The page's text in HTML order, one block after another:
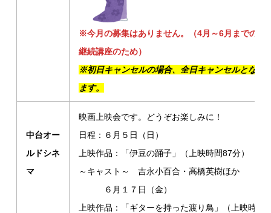
※今月の募集はありません。（4月～6月までの
継続講座のため）
※初日キャンセルの場合、全日キャンセルとなり
ます。
中台オー
ルドシネ
マ
映画上映会です。どうぞお楽しみに！
日程：６月５日（日）
上映作品：「伊豆の踊子」（上映時間87分）
～キャスト～ 吉永小百合・高橋英樹ほか
６月１７日（金）
上映作品：「ギターを持った渡り鳥」（上映時間